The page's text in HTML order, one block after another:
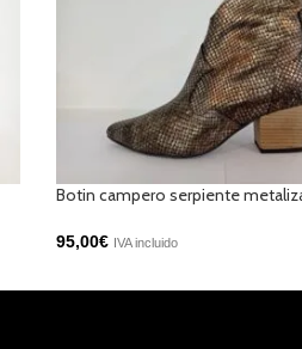
Botin campero serpiente
95,00€ IVA incluido